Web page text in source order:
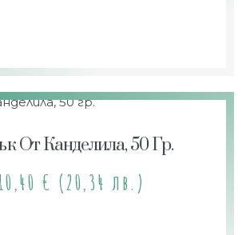
От Канделила, 50 Гр.
€ (20,34 лв.)